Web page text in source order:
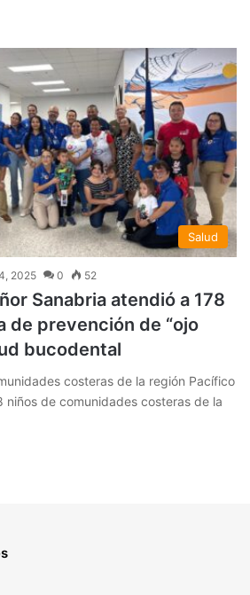
Salud
2025 0 52
Sanabria atendió a 178
de prevención de “ojo
bucodental
costeras de la región Pacífico
niños de comunidades costeras de la